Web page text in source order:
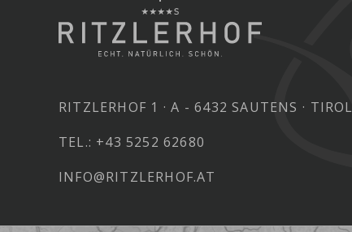
RITZLERHOF 1 A - 6432 SAUTENS
TIROL
TEL.: +43 5252 62680
INFO@RITZLERHOF.AT